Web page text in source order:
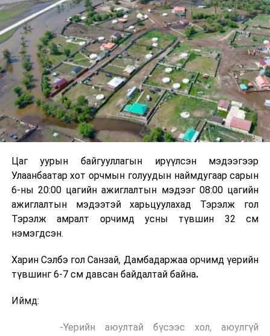
Цаг уурын байгууллагын ирүүлсэн мэдээгээр
Улаанбаатар хот орчмын голуудын наймдугаар сарын
6-ны 20:00 цагийн ажиглалтын мэдээг 08:00 цагийн
ажиглалтын мэдээтэй харьцуулахад Тэрэлж гол
Тэрэлж амралт орчимд усны түвшин 32 см
нэмэгдсэн.
Харин Сэлбэ гол Санзай, Дамбадаржаа орчимд үерийн
түвшинг 6-7 см давсан байдалтай байна.
Иймд:
-Үерийн аюултай бүсээс хол, аюулгүй